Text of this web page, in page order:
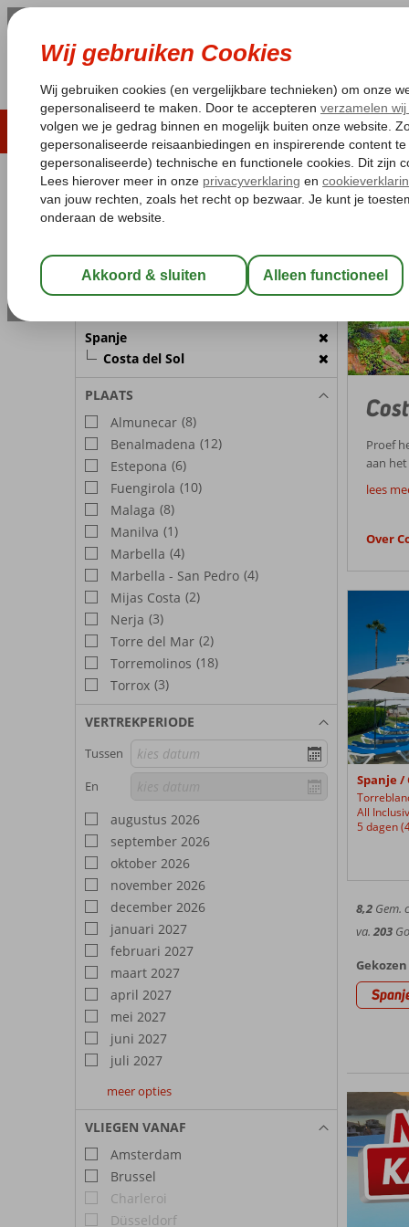
LAST MINUTE ZOMER 2026
Pakketgarantie Laagsteprijsgarantie*
REISGEZELSCHAP
Wijzig Reisgezelschap
Spanje
Costa del Sol
PLAATS
Almunecar (8)
Benalmadena (12)
Estepona (6)
Fuengirola (10)
Malaga (8)
Manilva (1)
Marbella (4)
Marbella - San Pedro (4)
Mijas Costa (2)
Nerja (3)
Torre del Mar (2)
Torremolinos (18)
Torrox (3)
VERTREKPERIODE
Tussen
En
augustus 2026
september 2026
oktober 2026
november 2026
december 2026
januari 2027
februari 2027
maart 2027
april 2027
mei 2027
juni 2027
juli 2027
augustus
2027
september
2027
oktober
2027
meer opties
VLIEGEN VANAF
Amsterdam
Brussel
Charleroi
Düsseldorf
Proef
aan
De
klimaat
Vanuit
je een
Malaga
Ben je
niet zo
de
rich
Geniet
Tot de
heeft
je
lees
Over
Spanje /
All
5 dagen
8,2Gem.
va. 203